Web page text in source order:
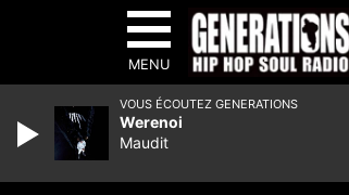
MENU
VOUS ÉCOUTEZ GENERATIONS
Werenoi
Maudit